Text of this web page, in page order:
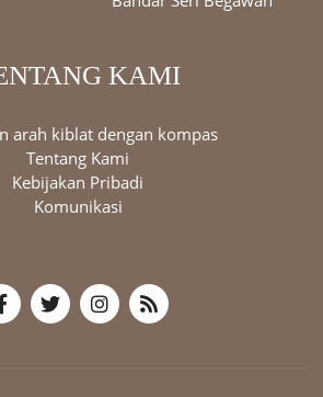
KAMI
arah kiblat dengan kompas
Tentang Kami
Kebijakan Pribadi
Komunikasi